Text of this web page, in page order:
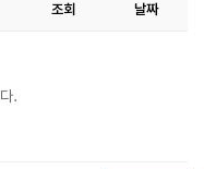
조회 날짜
.